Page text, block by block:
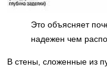
Это объясняет
надежен чем
В стены, сложенные из